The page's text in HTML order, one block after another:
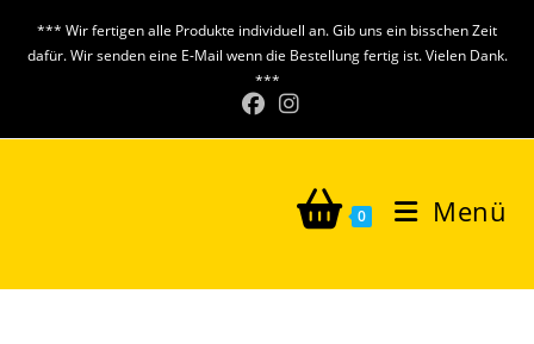
*** Wir fertigen alle Produkte individuell an. Gib uns ein bisschen Zeit
dafür. Wir senden eine E-Mail wenn die Bestellung fertig ist. Vielen Dank.
***
0 Menü